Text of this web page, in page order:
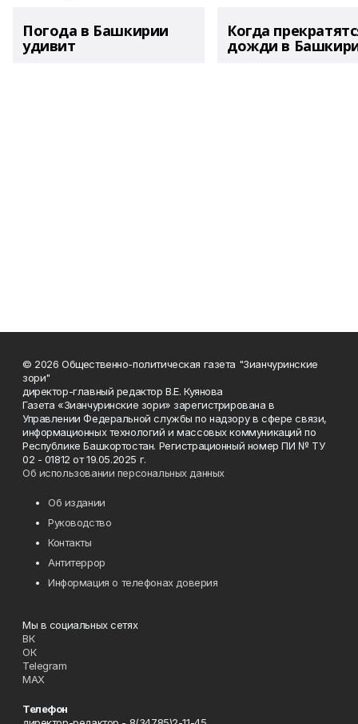
Погода в Башкирии
удивит
Когда
дожди в
© 2026 Общественно-политическая газета "Зианчуринские
зори"
директор-главный редактор В.Е. Куянова
Газета «Зианчуринские зори» зарегистрирована в
Управлении Федеральной службы по надзору в сфере связи,
информационных технологий и массовых коммуникаций по
Республике Башкортостан. Регистрационный номер ПИ № ТУ
02 - 01812 от 19.05.2025 г.
Об использовании персональных данных
Об издании
Руководство
Контакты
Антитеррор
Информация о телефонах доверия
Мы в социальных сетях
ВК
ОК
Telegram
MAX
Телефон